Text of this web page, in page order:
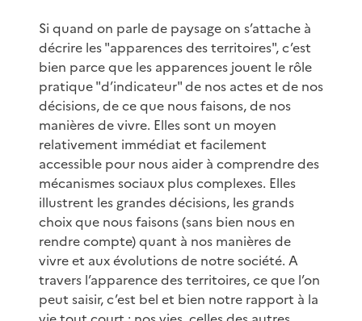
Si quand on parle de paysage on s’attache à
décrire les "apparences des territoires", c’est
bien parce que les apparences jouent le rôle
pratique "d’indicateur" de nos actes et de nos
décisions, de ce que nous faisons, de nos
manières de vivre. Elles sont un moyen
relativement immédiat et facilement
accessible pour nous aider à comprendre des
mécanismes sociaux plus complexes. Elles
illustrent les grandes décisions, les grands
choix que nous faisons (sans bien nous en
rendre compte) quant à nos manières de
vivre et aux évolutions de notre société. A
travers l’apparence des territoires, ce que l’on
peut saisir, c’est bel et bien notre rapport à la